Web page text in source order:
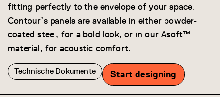
fitting perfectly to the envelope of your space.
Contour’s panels are available in either powder-
coated steel, for a bold look, or in our Asoft™
material, for acoustic comfort.
Technische Dokumente Start designing